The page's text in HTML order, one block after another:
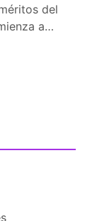
del
a…